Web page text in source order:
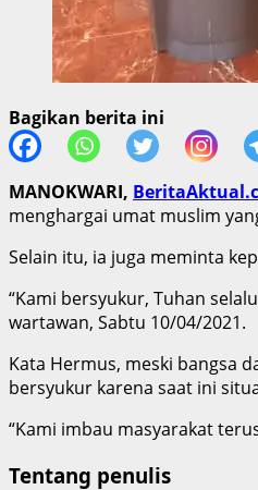
Bagikan berita ini
MANOKWARI,
menghargai umat muslim
Selain itu, ia juga meminta
“Kami bersyukur, Tuhan
wartawan, Sabtu 10/04/2021.
Kata Hermus, meski bangsa
bersyukur karena saat ini
“Kami imbau masyarakat
Tentang penulis